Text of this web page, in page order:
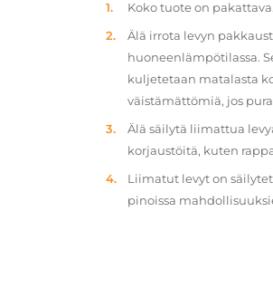
Koko tuote on pakattava.
Älä irrota levyn
huoneenlämpötilassa.
kuljetetaan matalasta
väistämättömiä, jos
Älä säilytä liimattua
korjaustöitä, kuten
Liimatut levyt on
pinoissa